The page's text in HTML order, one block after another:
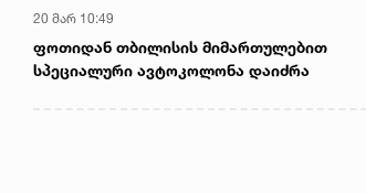
20 მარ 10:49
ფოთიდან თბილისის მიმართულებით
სპეციალური ავტოკოლონა დაიძრა